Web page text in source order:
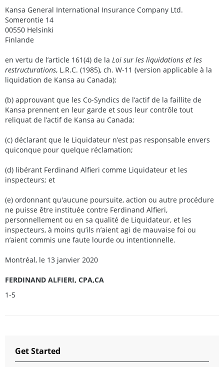
Kansa General International Insurance Company Ltd.
Somerontie 14
00550 Helsinki
Finlande
en vertu de l’article 161(4) de la Loi sur les liquidations et les
restructurations, L.R.C. (1985), ch. W-11 (version applicable à la
liquidation de Kansa au Canada);
(b) approuvant que les Co-Syndics de l’actif de la faillite de
Kansa prennent en leur garde et sous leur contrôle tout
reliquat de l’actif de Kansa au Canada;
(c) déclarant que le Liquidateur n’est pas responsable envers
quiconque pour quelque réclamation;
(d) libérant Ferdinand Alfieri comme Liquidateur et les
inspecteurs; et
(e) ordonnant qu'aucune poursuite, action ou autre procédure
ne puisse être instituée contre Ferdinand Alfieri,
personnellement ou en sa qualité de Liquidateur, et les
inspecteurs, à moins qu’ils n’aient agi de mauvaise foi ou
n’aient commis une faute lourde ou intentionnelle.
Montréal, le 13 janvier 2020
FERDINAND ALFIERI, CPA,CA
1-5
Get Started